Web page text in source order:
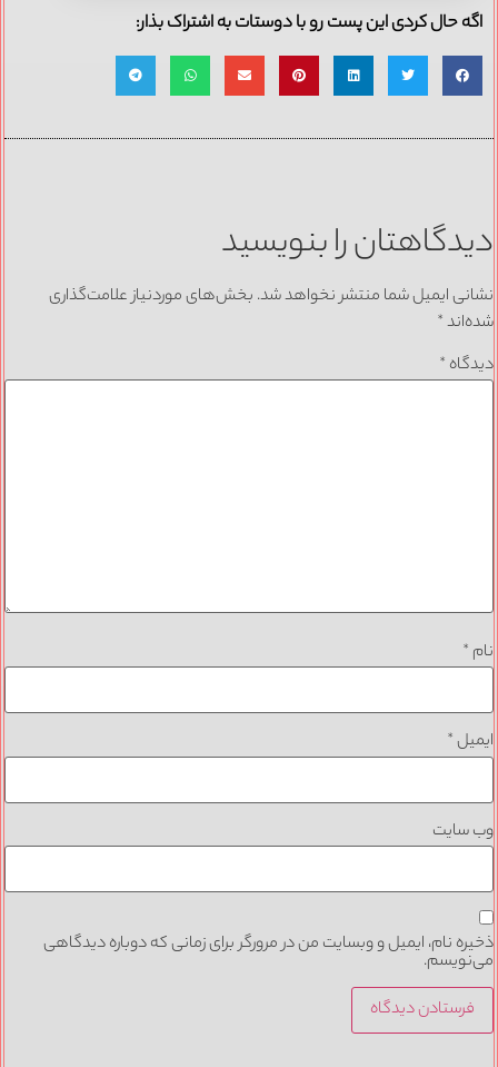
حال کردی این پست رو با دوستات به اشتراک بذار:
را بنویسید
ایمیل شما منتشر نخواهد شد.بخش‌های موردنیاز علامت‌گذاری
*
*
*
*
نام، ایمیل و وبسایت من در مرورگر برای زمانی که دوباره دیدگاهی